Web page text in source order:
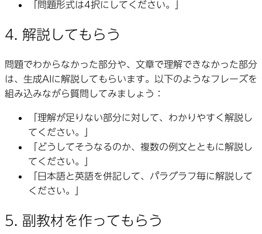
「問題形式は4択にしてください。」
4. 解説してもらう
問題でわからなかった部分や、文章で理解できなかった部分
は、生成AIに解説してもらいます。以下のようなフレーズを
組み込みながら質問してみましょう：
「理解が足りない部分に対して、わかりやすく解説し
てください。」
「どうしてそうなるのか、複数の例文とともに解説し
てください。」
「日本語と英語を併記して、パラグラフ毎に解説して
ください。」
5. 副教材を作ってもらう